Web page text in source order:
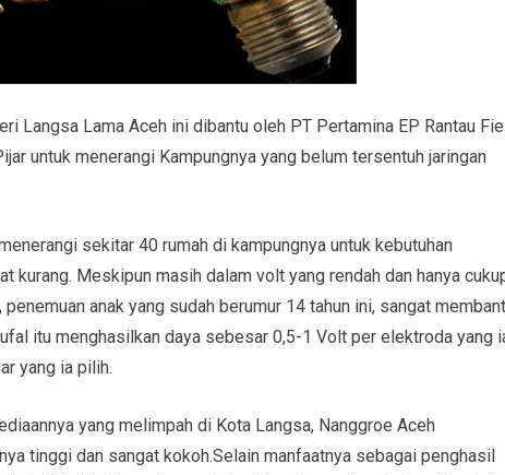
Langsa Lama Aceh ini dibantu oleh PT Pertamina EP Rantau
untuk menerangi Kampungnya yang belum tersentuh jaringan
sekitar 40 rumah di kampungnya untuk kebutuhan
kurang. Meskipun masih dalam volt yang rendah dan hanya
anak yang sudah berumur 14 tahun ini, sangat
itu menghasilkan daya sebesar 0,5-1 Volt per elektroda yang
yang ia pilih.
yang melimpah di Kota Langsa, Nanggroe Aceh
tinggi dan sangat kokoh.Selain manfaatnya sebagai penghasil